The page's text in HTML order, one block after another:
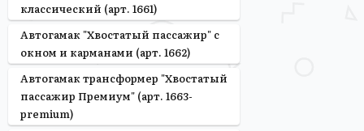
классический (арт. 1661)
Автогамак "Хвостатый пассажир" с
окном и карманами (арт. 1662)
Автогамак трансформер "Хвостатый
пассажир Премиум" (арт. 1663-
premium)